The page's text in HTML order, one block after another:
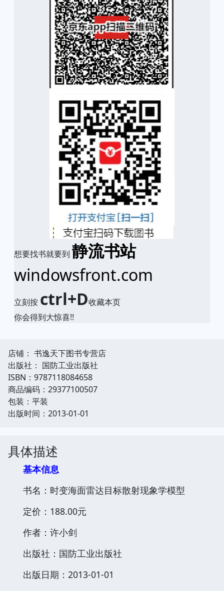
想要找书就要到 静流书站
windowsfront.com
立刻按 ctrl+D收藏本页
你会得到大惊喜!!
店铺： 书逸天下图书专营店
出版社： 国防工业出版社
ISBN：9787118084658
商品编码：29377100507
包装：平装
出版时间：2013-01-01
具体描述
基本信息
书名：时变海面雷达目标散射现象学模型
定价：188.00元
作者：许小剑
出版社：国防工业出版社
出版日期：2013-01-01